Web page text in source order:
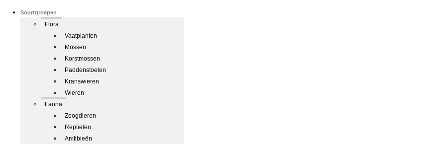
Soortgroepen
Flora
Vaatplanten
Mossen
Korstmossen
Paddenstoelen
Kranswieren
Wieren
Fauna
Zoogdieren
Reptielen
Amfibieën